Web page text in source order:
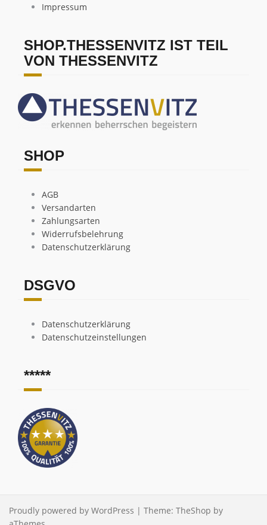
Impressum
SHOP.THESSENVITZ IST TEIL
VON THESSENVITZ
SHOP
AGB
Versandarten
Zahlungsarten
Widerrufsbelehrung
Datenschutzerklärung
DSGVO
Datenschutzerklärung
Datenschutzeinstellungen
*****
Proudly powered by WordPress | Theme: TheShop by